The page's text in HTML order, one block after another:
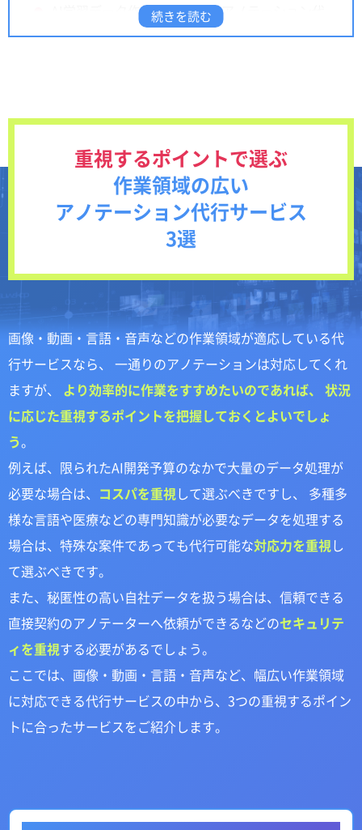
AI学習データ作成を支援する アノテーション代
行サービス企業一覧
の基礎知識
重視するポイントで選ぶ
作業領域の広い
アノテーション代行サービス
3選
画像・動画・言語・音声などの作業領域が適応している代
行サービスなら、 一通りのアノテーションは対応してくれ
ますが、 より効率的に作業をすすめたいのであれば、 状況
に応じた重視するポイントを把握しておくとよいでしょ
う。
例えば、限られたAI開発予算のなかで大量のデータ処理が
必要な場合は、 コスパを重視して選ぶべきですし、 多種多
様な言語や医療などの専門知識が必要なデータを処理する
場合は、特殊な案件であっても代行可能な対応力を重視し
て選ぶべきです。
また、秘匿性の高い自社データを扱う場合は、信頼できる
直接契約のアノテーターへ依頼ができるなどのセキュリテ
ィを重視する必要があるでしょう。
ここでは、画像・動画・言語・音声など、幅広い作業領域
に対応できる代行サービスの中から、3つの重視するポイン
トに合ったサービスをご紹介します。